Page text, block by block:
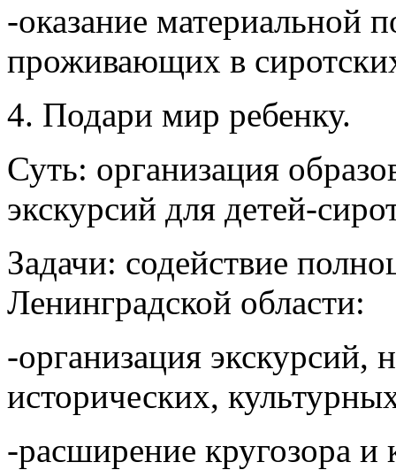
-оказание материальной
проживающих в
4. Подари мир ребенку.
Суть: организация
экскурсий для детей-
Задачи: содействие
Ленинградской области:
-организация экскурсий,
исторических,
-расширение кругозора